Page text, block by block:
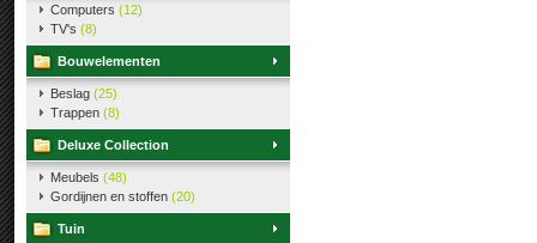
Computers (12)
TV's (8)
Bouwelementen
Beslag (25)
Trappen (8)
Deluxe Collection
Meubels (48)
Gordijnen en stoffen (20)
Tuin